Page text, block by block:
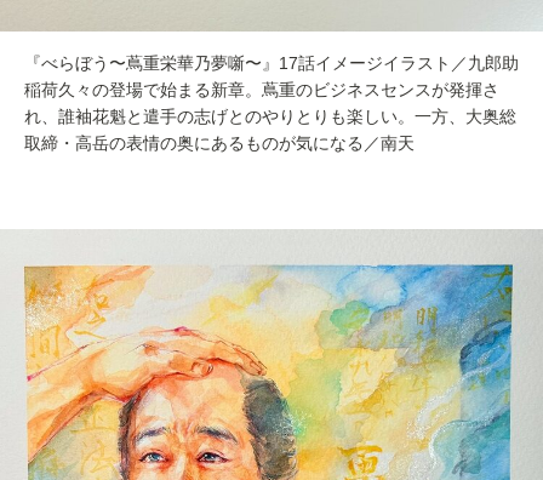
『べらぼう〜蔦重栄華乃夢噺〜』17話イメージイラスト／九郎助
稲荷久々の登場で始まる新章。蔦重のビジネスセンスが発揮さ
れ、誰袖花魁と遣手の志げとのやりとりも楽しい。一方、大奥総
取締・高岳の表情の奥にあるものが気になる／南天